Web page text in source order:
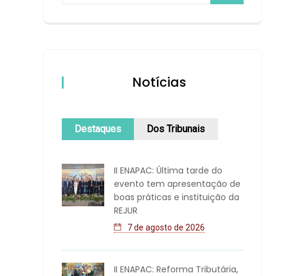
Notícias
Destaques Dos Tribunais
II ENAPAC: Última tarde do
evento tem apresentação de
boas práticas e instituição da
REJUR
7 de agosto de 2026
II ENAPAC: Reforma Tributária,